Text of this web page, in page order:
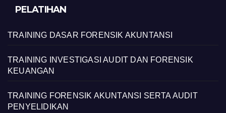
PELATIHAN
TRAINING DASAR FORENSIK AKUNTANSI
TRAINING INVESTIGASI AUDIT DAN FORENSIK
KEUANGAN
TRAINING FORENSIK AKUNTANSI SERTA AUDIT
PENYELIDIKAN